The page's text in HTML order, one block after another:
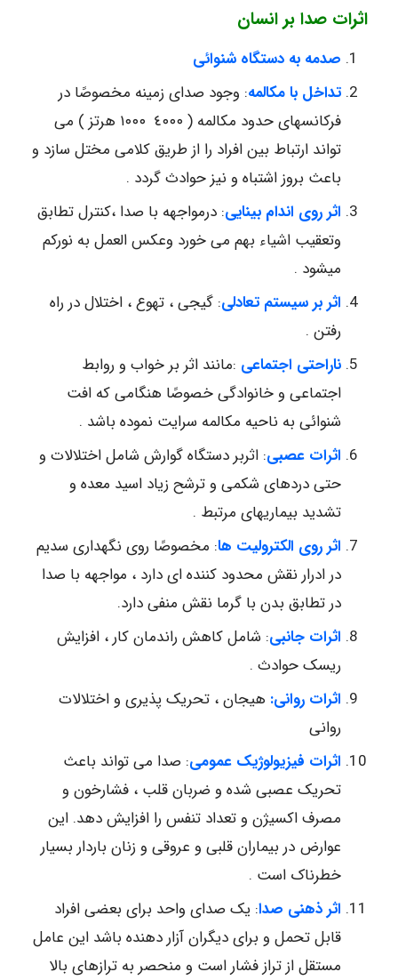
اثرات صدا بر انسان
صدمه به دستگاه شنوائی
تداخل با مکالمه: وجود صدای زمینه مخصوصًا در
فرکانسهای حدود مکالمه ( ٤٠٠٠ ١٠٠۰ هرتز ) می
تواند ارتباط بین افراد را از طریق کلامی مختل سازد و
باعث بروز اشتباه و نیز حوادث گردد .
اثر روی اندام بینایی: درمواجهه با صدا ،کنترل تطابق
وتعقیب اشیاء بهم می خورد وعکس العمل به نورکم
میشود .
اثر بر سیستم تعادلی: گیجی ، تهوع ، اختلال در راه
رفتن .
ناراحتی اجتماعی :مانند اثر بر خواب و روابط
اجتماعی و خانوادگی خصوصًا هنگامی که افت
شنوائی به ناحیه مکالمه سرایت نموده باشد .
اثرات عصبی: اثربر دستگاه گوارش شامل اختلالات و
حتی دردهای شکمی و ترشح زیاد اسید معده و
تشدید بیماریهای مرتبط .
اثر روی الکترولیت ها: مخصوصًا روی نگهداری سدیم
در ادرار نقش محدود کننده ای دارد ، مواجهه با صدا
در تطابق بدن با گرما نقش منفی دارد.
اثرات جانبی: شامل کاهش راندمان کار ، افزایش
ریسک حوادث .
اثرات روانی: هیجان ، تحریک پذیری و اختلالات
روانی
اثرات فیزیولوژیک عمومی: صدا می تواند باعث
تحریک عصبی شده و ضربان قلب ، فشارخون و
مصرف اکسیژن و تعداد تنفس را افزایش دهد. این
عوارض در بیماران قلبی و عروقی و زنان باردار بسیار
خطرناک است .
اثر ذهنی صدا: یک صدای واحد برای بعضی افراد
قابل تحمل و برای دیگران آزار دهنده باشد این عامل
مستقل از تراز فشار است و منحصر به ترازهای بالا